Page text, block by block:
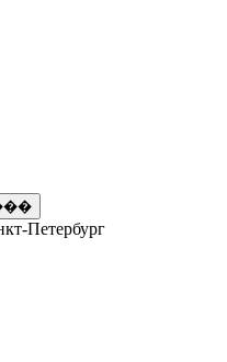
Петербург